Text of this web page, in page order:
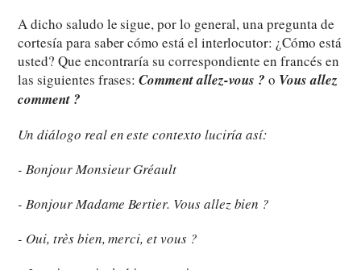
A dicho saludo le sigue, por lo general, una pregunta de
cortesía para saber cómo está el interlocutor: ¿Cómo está
usted? Que encontraría su correspondiente en francés en
las siguientes frases: Comment allez-vous ? o Vous allez
comment ?
Un diálogo real en este contexto luciría así:
- Bonjour Monsieur Gréault
- Bonjour Madame Bertier. Vous allez bien ?
- Oui, très bien, merci, et vous ?